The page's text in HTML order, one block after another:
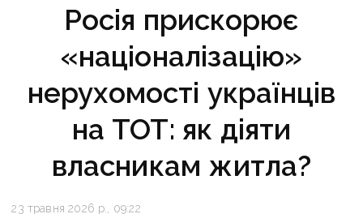
Росія прискорює
«націоналізацію»
нерухомості українців
на ТОТ: як діяти
власникам житла?
23 травня 2026 р., 09:22